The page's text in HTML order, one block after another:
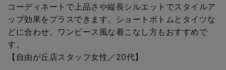
コーディネートで上品さや縦長シルエットでスタイルア
ップ効果をプラスできます。ショートボトムとタイツな
どに合わせ、ワンピース風な着こなし方もおすすめで
す。
【自由が丘店スタッフ女性／20代】